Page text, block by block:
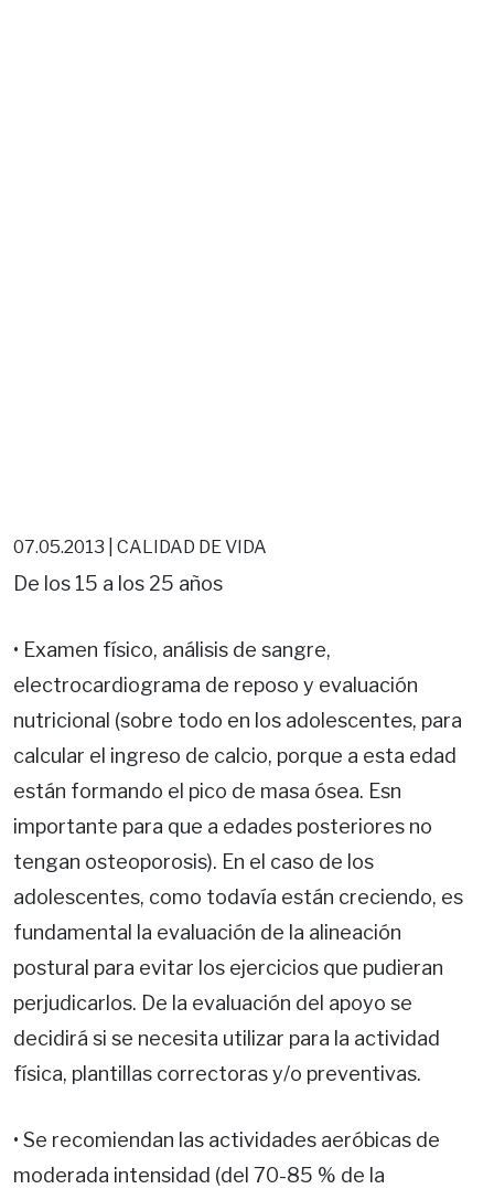
07.05.2013 | CALIDAD DE VIDA
De los 15 a los 25 años
• Examen físico, análisis de sangre,
electrocardiograma de reposo y evaluación
nutricional (sobre todo en los adolescentes, para
calcular el ingreso de calcio, porque a esta edad
están formando el pico de masa ósea. Esn
importante para que a edades posteriores no
tengan osteoporosis). En el caso de los
adolescentes, como todavía están creciendo, es
fundamental la evaluación de la alineación
postural para evitar los ejercicios que pudieran
perjudicarlos. De la evaluación del apoyo se
decidirá si se necesita utilizar para la actividad
física, plantillas correctoras y/o preventivas.
• Se recomiendan las actividades aeróbicas de
moderada intensidad (del 70-85 % de la